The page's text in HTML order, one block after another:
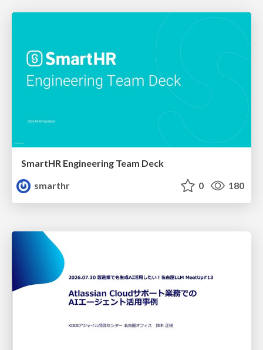
SmartHR Engineering Team Deck
smarthr
0 180